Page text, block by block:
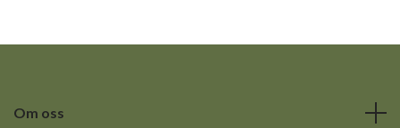
Om oss